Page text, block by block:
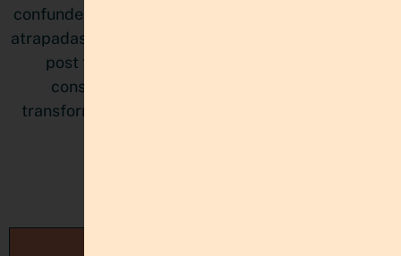
confunden estar ocupadas con avanzar, y terminan
atrapadas en proyectos que compiten entre sí. Este
post te muestra cómo priorizar de manera
consciente, proteger tu energía mental y
transformar la sensación de atraso en verdadero